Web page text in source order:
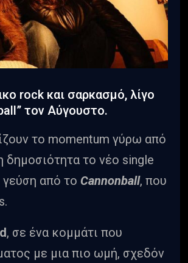
rock και σαρκασμό, λίγο
τον Αύγουστο.
το momentum γύρω από
το νέο single
γεύση από το Cannonball, που
, σε ένα κομμάτι που
με μια πιο ωμή, σχεδόν